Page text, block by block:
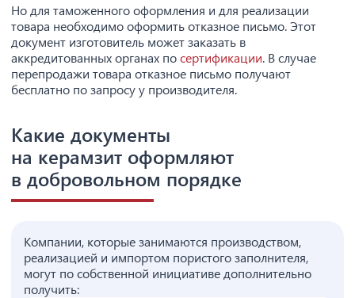
Но для таможенного оформления и для реализации
товара необходимо оформить отказное письмо. Этот
документ изготовитель может заказать в
аккредитованных органах посертификации. В случае
перепродажи товара отказное письмо получают
бесплатно по запросу у производителя.
Какие документы
на керамзит оформляют
в добровольном порядке
Компании, которые занимаются производством,
реализацией и импортом пористого заполнителя,
могут по собственной инициативе дополнительно
получить: